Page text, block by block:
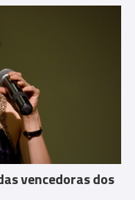
vencedoras dos